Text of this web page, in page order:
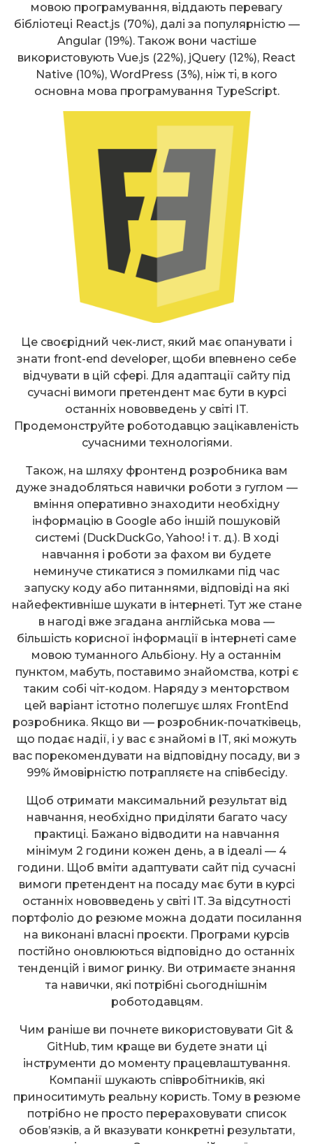
мовою програмування, віддають перевагу
бібліотеці React.js (70%), далі за популярністю —
Angular (19%). Також вони частіше
використовують Vue.js (22%), jQuery (12%), React
Native (10%), WordPress (3%), ніж ті, в кого
основна мова програмування TypeScript.
Це своєрідний чек-лист, який має опанувати і
знати front-end developer, щоби впевнено себе
відчувати в цій сфері. Для адаптації сайту під
сучасні вимоги претендент має бути в курсі
останніх нововведень у світі IT.
Продемонструйте роботодавцю зацікавленість
сучасними технологіями.
Також, на шляху фронтенд розробника вам
дуже знадобляться навички роботи з гуглом —
вміння оперативно знаходити необхідну
інформацію в Google або іншій пошуковій
системі (DuckDuckGo, Yahoo! і т. д.). В ході
навчання і роботи за фахом ви будете
неминуче стикатися з помилками під час
запуску коду або питаннями, відповіді на які
найефективніше шукати в інтернеті. Тут же стане
в нагоді вже згадана англійська мова —
більшість корисної інформації в інтернеті саме
мовою туманного Альбіону. Ну а останнім
пунктом, мабуть, поставимо знайомства, котрі є
таким собі чіт-кодом. Наряду з менторством
цей варіант істотно полегшує шлях FrontEnd
розробника. Якщо ви — розробник-початківець,
що подає надії, і у вас є знайомі в IT, які можуть
вас порекомендувати на відповідну посаду, ви з
99% ймовірністю потрапляєте на співбесіду.
Щоб отримати максимальний результат від
навчання, необхідно приділяти багато часу
практиці. Бажано відводити на навчання
мінімум 2 години кожен день, а в ідеалі — 4
години. Щоб вміти адаптувати сайт під сучасні
вимоги претендент на посаду має бути в курсі
останніх нововведень у світі IT. За відсутності
портфоліо до резюме можна додати посилання
на виконані власні проєкти. Програми курсів
постійно оновлюються відповідно до останніх
тенденцій і вимог ринку. Ви отримаєте знання
та навички, які потрібні сьогоднішнім
роботодавцям.
Чим раніше ви почнете використовувати Git &
GitHub, тим краще ви будете знати ці
інструменти до моменту працевлаштування.
Компанії шукають співробітників, які
приноситимуть реальну користь. Тому в резюме
потрібно не просто перераховувати список
обов’язків, а й вказувати конкретні результати,